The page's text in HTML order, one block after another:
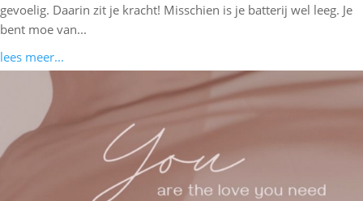
gevoelig. Daarin zit je kracht! Misschien is je batterij wel leeg. Je
bent moe van...
lees meer...